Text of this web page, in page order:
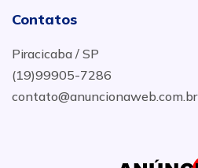
Contatos
Piracicaba / SP
(19)99905-7286
contato@anuncionaweb.com.br